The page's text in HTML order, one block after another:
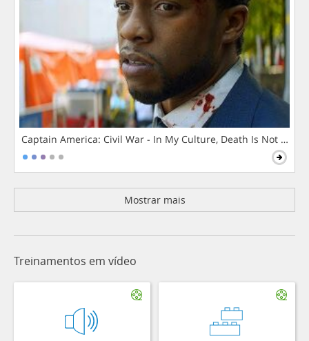
Captain America: Civil War - In My Culture, Death Is Not The
Mostrar mais
Treinamentos em vídeo